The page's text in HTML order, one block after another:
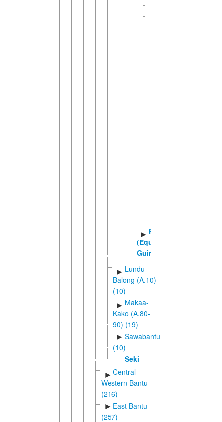
► Fang
(Equatorial
Guinea)
► Lundu-
Balong (A.10)
(10)
► Makaa-
Kako (A.80-
90) (19)
► Sawabantu
(10)
Seki
► Central-
Western Bantu
(216)
► East Bantu
(257)